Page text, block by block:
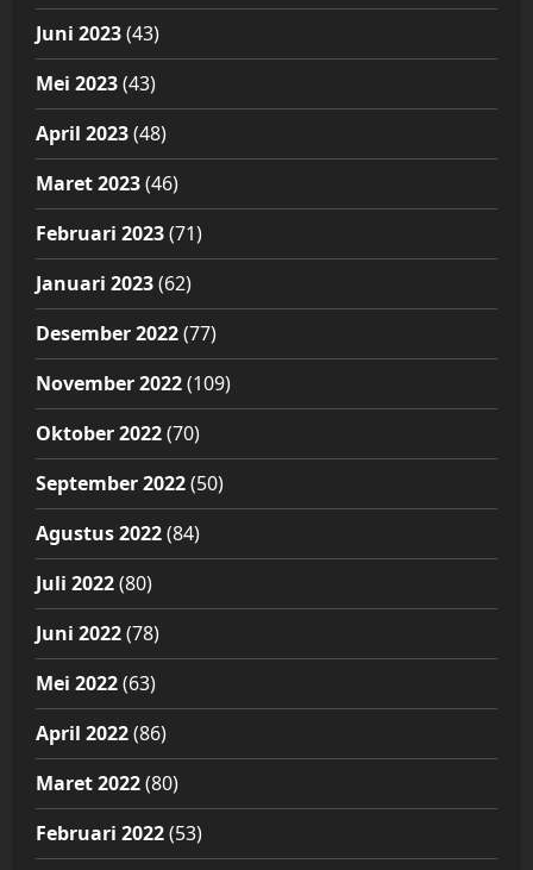
Juni 2023(43)
Mei 2023(43)
April 2023(48)
Maret 2023(46)
Februari 2023(71)
Januari 2023(62)
Desember 2022(77)
November 2022(109)
Oktober 2022(70)
September 2022(50)
Agustus 2022(84)
Juli 2022(80)
Juni 2022(78)
Mei 2022(63)
April 2022(86)
Maret 2022(80)
Februari 2022(53)